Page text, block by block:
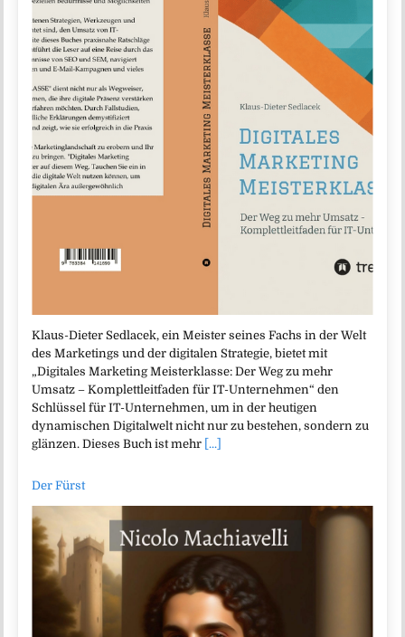
Klaus-Dieter Sedlacek, ein Meister seines Fachs in der Welt
des Marketings und der digitalen Strategie, bietet mit
„Digitales Marketing Meisterklasse: Der Weg zu mehr
Umsatz – Komplettleitfaden für IT-Unternehmen“ den
Schlüssel für IT-Unternehmen, um in der heutigen
dynamischen Digitalwelt nicht nur zu bestehen, sondern zu
glänzen. Dieses Buch ist mehr [...]
Der Fürst